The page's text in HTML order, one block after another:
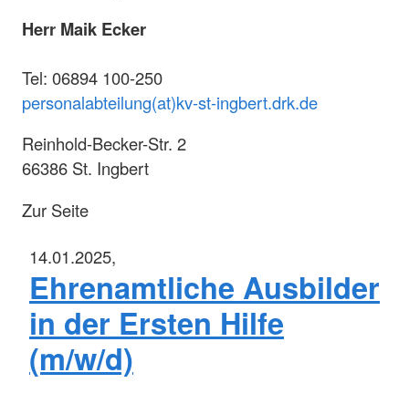
Herr Maik Ecker
Tel: 06894 100-250
personalabteilung(at)kv-st-ingbert.drk.de
Reinhold-Becker-Str. 2
66386 St. Ingbert
Zur Seite
14.01.2025,
Ehrenamtliche Ausbilder
in der Ersten Hilfe
(m/w/d)